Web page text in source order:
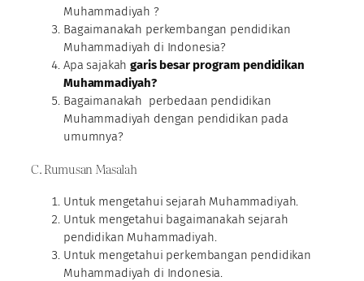
Muhammadiyah ?
Bagaimanakah perkembangan pendidikan
Muhammadiyah di Indonesia?
Apa sajakahgaris besar program pendidikan
Muhammadiyah?
Bagaimanakah perbedaan pendidikan
Muhammadiyah dengan pendidikan pada
umumnya?
C. Rumusan Masalah
Untuk mengetahui sejarah Muhammadiyah.
Untuk mengetahui bagaimanakah sejarah
pendidikan Muhammadiyah.
Untuk mengetahui perkembangan pendidikan
Muhammadiyah di Indonesia.